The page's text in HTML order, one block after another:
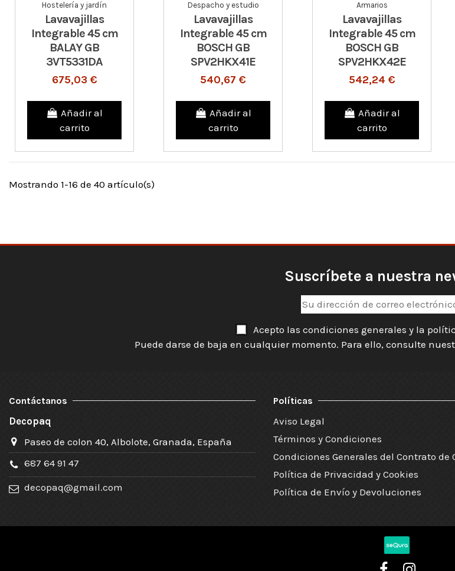
Hostelería y jardín
Lavavajillas
Integrable 45 cm
BALAY GB
3VT5331DA
675,03 €
Añadir al
carrito
Despacho y estudio
Lavavajillas
Integrable 45 cm
BOSCH GB
SPV2HKX41E
540,67 €
Añadir al
carrito
Armarios
Lavavajillas
Integrable 45 cm
BOSCH GB
SPV2HKX42E
542,24 €
Añadir al
carrito
Mostrando 1-16 de 40 artículo(s)
Suscríbete a nuestra
Acepto las condiciones generales y la
Puede darse de baja en cualquier momento. Para ello, consulte
Contáctanos
Decopaq
Paseo de colon 40, Albolote, Granada, España
687 64 91 47
decopaq@gmail.com
Políticas
Aviso Legal
Términos y Condiciones
Condiciones Generales del Contrato de
Política de Privacidad y Cookies
Política de Envío y Devoluciones